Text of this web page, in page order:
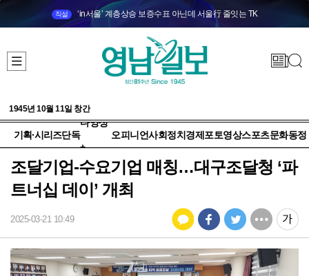
직설 ‘in서울’ 계층상승 보증수표 아닌데 서울行 줄잇는 TK
1945년 10월 11일 창간
기획·시리즈단독
다양성
+
오피니언사회정치 경제 포토영상스포츠문화동정
조달기업-수요기업 매칭…대구조달청 ‘파
트너십 데이’ 개최
2025-03-21 10:49